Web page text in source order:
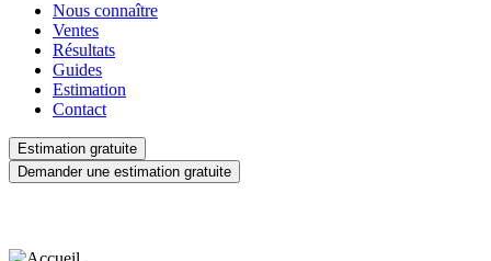
Nous connaître
Ventes
Résultats
Guides
Estimation
Contact
Estimation gratuite
Demander une estimation gratuite